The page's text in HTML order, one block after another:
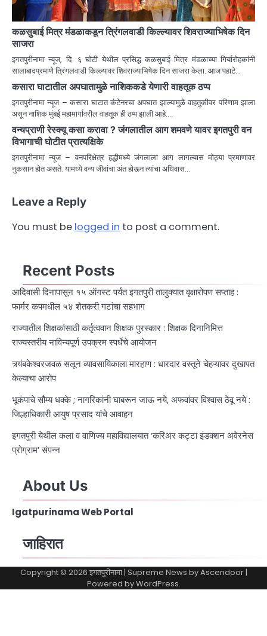
कळसुबाई मित्र मंडळाकडून त्रिंगलवाडी किल्ल्यावर शिवराज्याभिषेक दिन
साजरा
इगतपुरीनामा न्यूज, दि. ६ घोटी येथील प्रसिद्ध कळसुबाई मित्र मंडळाच्या गिर्यारोहकांनी
सालाबादप्रमाणे त्रिंगलवाडी किल्ल्यावर शिवराज्याभिषेक दिन साजरा केला. आज पहाटे…
कसारा घाटातील अपघातामुळे नाशिककडे येणारी वाहतूक ठप्प
इगतपुरीनामा न्यूज – कसारा घाटात कंटेनरचा अपघात झाल्यामुळे वाहतुकीवर परिणाम झाला
असून नाशिक मुंबई महामार्गावरील वाहतूक ही ठप्प झाली आहे.…
वन्यप्राणी रेस्क्यू कसा करावा ? जंगलातील आग शमवणे यावर इगतपुरी वन
विभागाची घोटीत प्रात्यक्षिके
इगतपुरीनामा न्यूज – वनपरिक्षेत्र हद्धीमध्ये जंगलाला आग लागल्यास मोठ्या प्रमाणावर
नुकसान होत असते. यामध्ये वन्य जीवांचा अंत होऊन त्यांचा अधिवास…
Leave a Reply
You must be logged in to post a comment.
Recent Posts
आदिवासी दिनापासून १५ ऑगस्ट पर्यंत इगतपुरी तालुक्यात वृक्षारोपण सप्ताह :
फार्मर कपमधील ५४ शेतकरी गटांचा सहभाग
राज्यातील शिक्षकांसाठी कर्तृत्ववान शिक्षक पुरस्कार : शिक्षक दिनानिमित्त
राज्यस्तरीय नाविन्यपूर्ण उपक्रम स्पर्धेचे आयोजन
त्र्यंबकेश्वरजवळ सलून व्यावसायिकाला मारहाण : धारदार वस्तूने चेहऱ्यावर दुखापत
केल्याचा आरोप
भूकंपाचे सौम्य धक्के ; नागरिकांनी घाबरून जाऊ नये, अफवांवर विश्वास ठेवू नये :
जिल्हाधिकारी आयुष प्रसाद यांचे आवाहन
इगतपुरी येथील कला व वाणिज्य महाविद्यालयात ‘करिअर कट्टा इंडक्शन अवेरनेस
प्रोग्राम’ संपन्न
About Us
Igatpurinama Web Portal
जाहिरात
Copyright © 2026 इगतपुरीनामा| Supreme News byAscendoor|
Powered byWordPress.